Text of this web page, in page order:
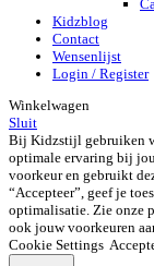
Kidzblog
Contact
Wensenlijst
Login / Register
Winkelwagen
Sluit
Bij Kidzstijl gebruiken
optimale ervaring bij
voorkeur en gebruikt
“Accepteer”, geef je
optimalisatie. Zie onze
ook jouw voorkeuren
Cookie Settings